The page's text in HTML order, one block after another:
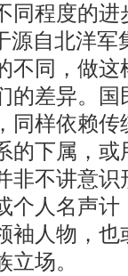
同程度的
源自北洋
不同，做
的差异。
同样依赖
的下属，
非不讲意
个人名声
袖人物，
场。